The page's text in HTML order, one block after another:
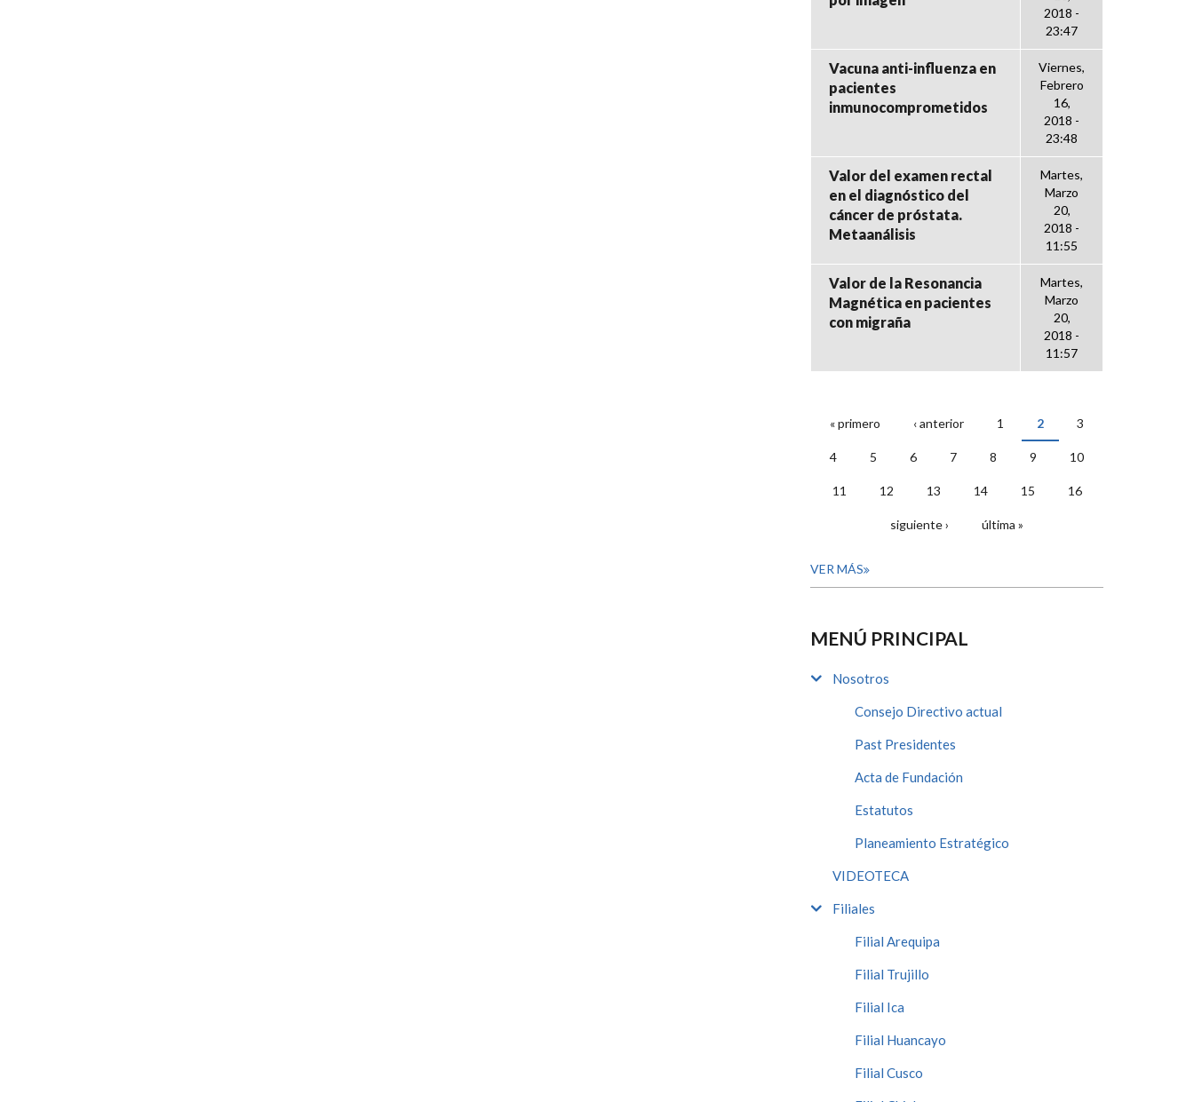
2018 -
23:47
Vacuna anti-influenza en
pacientes
inmunocomprometidos
Viernes,
Febrero
16,
2018 -
23:48
Valor del examen rectal
en el diagnóstico del
cáncer de próstata.
Metaanálisis
Martes,
Marzo
20,
2018 -
11:55
Valor de la Resonancia
Magnética en pacientes
con migraña
Martes,
Marzo
20,
2018 -
11:57
PÁGINAS
« primero ‹ anterior 1 2 3
4 5 6 7 8 9 10
11 12 13 14 15 16
siguiente › última »
VER MÁS
MENÚ PRINCIPAL
Nosotros
Consejo Directivo actual
Past Presidentes
Acta de Fundación
Estatutos
Planeamiento Estratégico
VIDEOTECA
Filiales
Filial Arequipa
Filial Trujillo
Filial Ica
Filial Huancayo
Filial Cusco